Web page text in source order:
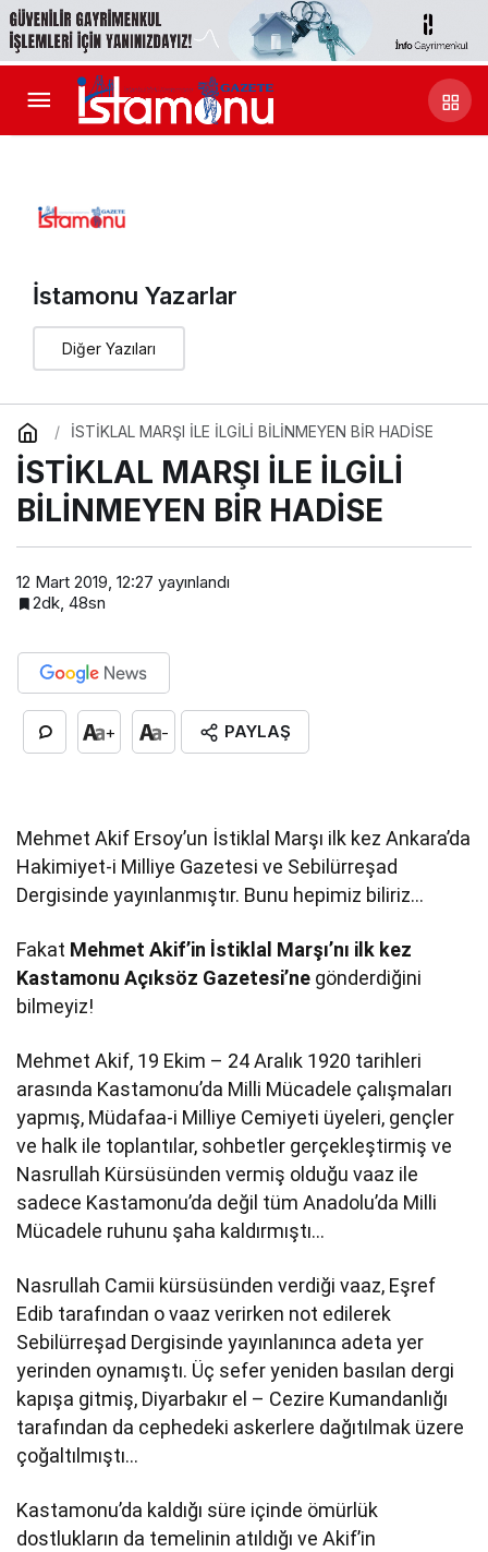
İstamonu Yazarlar
Diğer Yazıları
İSTİKLAL MARŞI İLE İLGİLİ BİLİNMEYEN BİR HADİSE
İSTİKLAL MARŞI İLE İLGİLİ
BİLİNMEYEN BİR HADİSE
12 Mart 2019, 12:27 yayınlandı
2dk, 48sn
+ - PAYLAŞ
Mehmet Akif Ersoy’un İstiklal Marşı ilk kez Ankara’da
Hakimiyet-i Milliye Gazetesi ve Sebilürreşad
Dergisinde yayınlanmıştır. Bunu hepimiz biliriz…
Fakat Mehmet Akif’in İstiklal Marşı’nı ilk kez
Kastamonu Açıksöz Gazetesi’ne gönderdiğini
bilmeyiz!
Mehmet Akif, 19 Ekim – 24 Aralık 1920 tarihleri
arasında Kastamonu’da Milli Mücadele çalışmaları
yapmış, Müdafaa-i Milliye Cemiyeti üyeleri, gençler
ve halk ile toplantılar, sohbetler gerçekleştirmiş ve
Nasrullah Kürsüsünden vermiş olduğu vaaz ile
sadece Kastamonu’da değil tüm Anadolu’da Milli
Mücadele ruhunu şaha kaldırmıştı…
Nasrullah Camii kürsüsünden verdiği vaaz, Eşref
Edib tarafından o vaaz verirken not edilerek
Sebilürreşad Dergisinde yayınlanınca adeta yer
yerinden oynamıştı. Üç sefer yeniden basılan dergi
kapışa gitmiş, Diyarbakır el – Cezire Kumandanlığı
tarafından da cephedeki askerlere dağıtılmak üzere
çoğaltılmıştı…
Kastamonu’da kaldığı süre içinde ömürlük
dostlukların da temelinin atıldığı ve Akif’in